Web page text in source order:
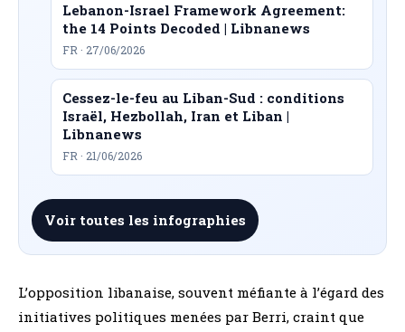
Lebanon-Israel Framework Agreement:
the 14 Points Decoded | Libnanews
FR · 27/06/2026
Cessez-le-feu au Liban-Sud : conditions
Israël, Hezbollah, Iran et Liban |
Libnanews
FR · 21/06/2026
Voir toutes les infographies
L’opposition libanaise, souvent méfiante à l’égard des
initiatives politiques menées par Berri, craint que